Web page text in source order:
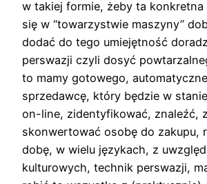
w takiej formie, żeby ta konkretna
się w “towarzystwie maszyny”
dodać do tego umiejętność
perswazji czyli dosyć
to mamy gotowego,
sprzedawcę, który będzie w
on-line, zidentyfikować, znaleźć,
skonwertować osobę do zakupu,
dobę, w wielu językach, z
kulturowych, technik perswazji,